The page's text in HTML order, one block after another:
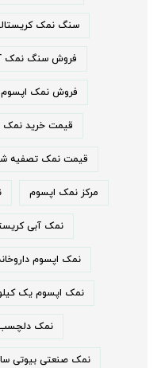
سنگ نمک
فروش سنگ نمک
فروش نمک اپسوم
قیمت خرید نمک
قیمت نمک تصفیه
مرکز نمک اپسوم
نمک آبی
نمک اپسوم
نمک اپسوم یک
نمک
نمک صنعتی بیوتی